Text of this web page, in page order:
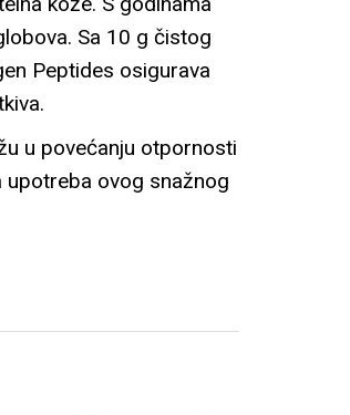
Sa 10 g čistog
Peptides osigurava
u povećanju otpornosti
upotreba ovog snažnog